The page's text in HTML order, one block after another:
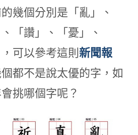
幾個分別是「亂」、
「讚」、「憂」、
可以參考這則 新聞報
都不是說太優的字，如
挑哪個字呢？